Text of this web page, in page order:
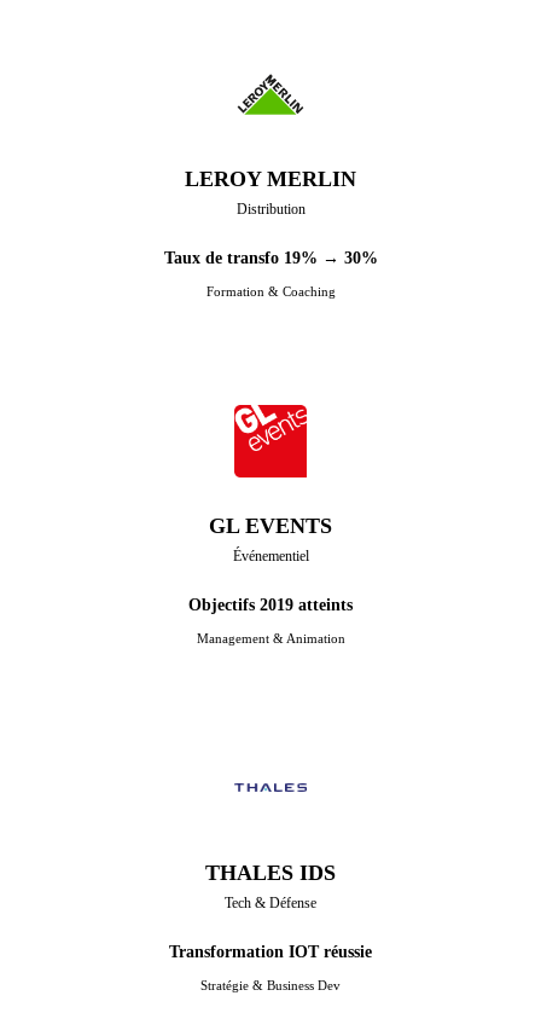
LEROY MERLIN
Distribution
Taux de transfo 19% → 30%
Formation & Coaching
GL EVENTS
Événementiel
Objectifs 2019 atteints
Management & Animation
THALES IDS
Tech & Défense
Transformation IOT réussie
Stratégie & Business Dev